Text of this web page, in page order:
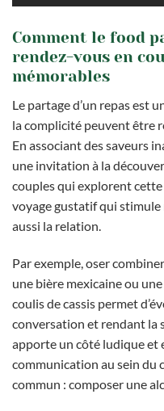
Comment le food
rendez-vous en
mémorables
Le partage d’un repas est
la complicité peuvent être
En associant des saveurs
une invitation à la
couples qui explorent
voyage gustatif qui stimule
aussi la relation.
Par exemple, oser
une bière mexicaine ou
coulis de cassis permet
conversation et rendant la
apporte un côté ludique et
communication au sein du
commun : composer une